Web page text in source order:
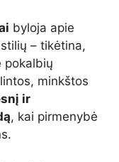
byloja apie
– tikėtina,
pokalbių
minkštos
ir
, kai pirmenybė